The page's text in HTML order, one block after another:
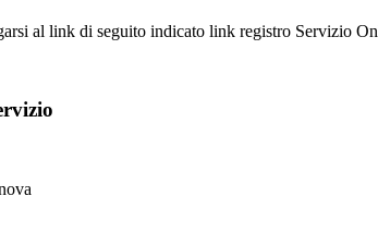
al link di seguito indicato link registro Servizio